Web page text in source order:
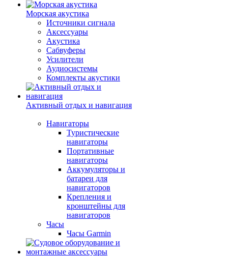
Морская акустика
Источники сигнала
Аксессуары
Акустика
Сабвуферы
Усилители
Аудиосистемы
Комплекты акустики
Активный отдых и навигация
Навигаторы
Туристические
навигаторы
Портативные
навигаторы
Аккумуляторы и
батареи для
навигаторов
Крепления и
кронштейны для
навигаторов
Часы
Часы Garmin